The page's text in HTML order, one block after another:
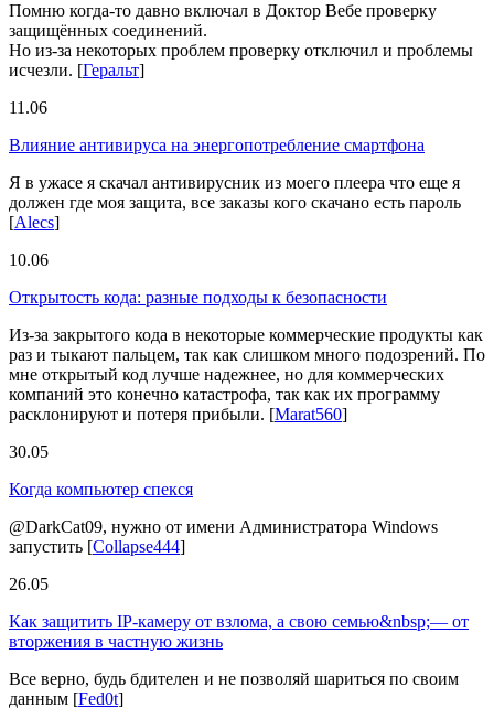
Помню когда-то давно включал в Доктор Вебе проверку
защищённых соединений.
Но из-за некоторых проблем проверку отключил и проблемы
исчезли. [Геральт]
11.06
Влияние антивируса на энергопотребление смартфона
Я в ужасе я скачал антивирусник из моего плеера что еще я
должен где моя защита, все заказы кого скачано есть пароль
[Alecs]
10.06
Открытость кода: разные подходы к безопасности
Из-за закрытого кода в некоторые коммерческие продукты как
раз и тыкают пальцем, так как слишком много подозрений. По
мне открытый код лучше надежнее, но для коммерческих
компаний это конечно катастрофа, так как их программу
расклонируют и потеря прибыли. [Marat560]
30.05
Когда компьютер спекся
@DarkCat09, нужно от имени Администратора Windows
запустить [Collapse444]
26.05
Как защитить IP-камеру от взлома, а свою семью&nbsp;— от
вторжения в частную жизнь
Все верно, будь бдителен и не позволяй шариться по своим
данным [Fed0t]